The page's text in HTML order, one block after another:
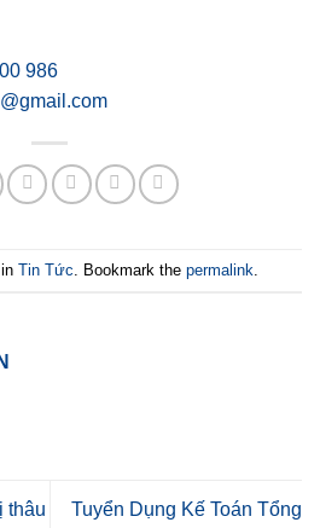
986
Tin Tức . Bookmark the permalink
thâu
Tuyển Dụng Kế Toán Tổng